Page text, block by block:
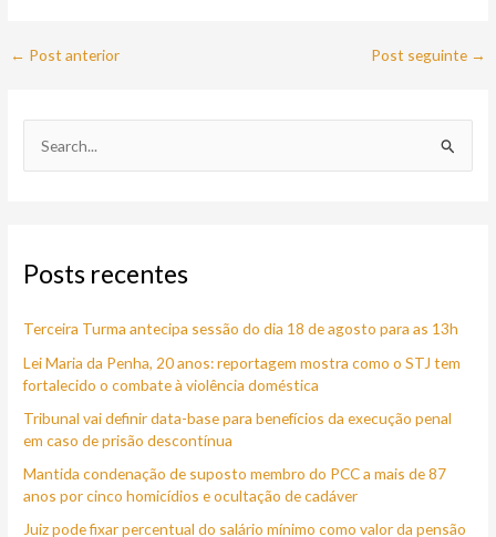
← Post anterior Post seguinte →
u
s
a
r
p
o
r
Posts recentes
Terceira Turma antecipa sessão do dia 18 de agosto para as 13h
Lei Maria da Penha, 20 anos: reportagem mostra como o STJ tem
fortalecido o combate à violência doméstica
Tribunal vai definir data-base para benefícios da execução penal
em caso de prisão descontínua
Mantida condenação de suposto membro do PCC a mais de 87
anos por cinco homicídios e ocultação de cadáver
Juiz pode fixar percentual do salário mínimo como valor da pensão